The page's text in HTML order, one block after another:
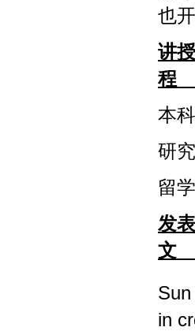
也
讲
程
本
研
留
发
文
Sun
in